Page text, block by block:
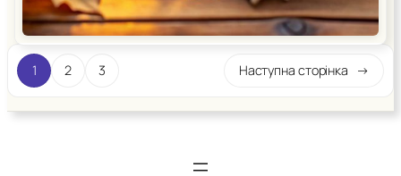
1 2 3 Наступна сторінка →